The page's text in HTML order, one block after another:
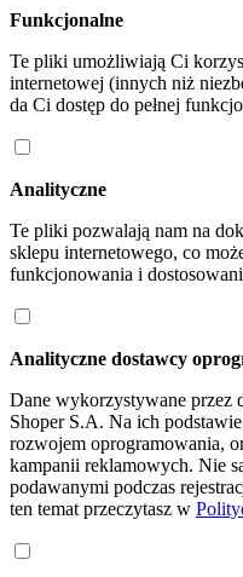
Funkcjonalne
Te pliki umożliwiają Ci
internetowej (innych niż
da Ci dostęp do pełnej
Analityczne
Te pliki pozwalają nam na
sklepu internetowego, co
funkcjonowania i
Analityczne dostawcy
Dane wykorzystywane przez
Shoper S.A. Na ich
rozwojem oprogramowania,
kampanii reklamowych. Nie
podawanymi podczas
ten temat przeczytasz w